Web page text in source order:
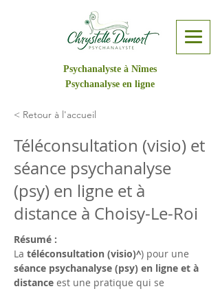
Psychanalyste à Nîmes
Psychanalyse en ligne
< Retour à l'accueil
Téléconsultation (visio) et
séance psychanalyse
(psy) en ligne et à
distance à Choisy-Le-Roi
Résumé :
La téléconsultation (visio)^) pour une
séance psychanalyse (psy) en ligne et à
distance est une pratique qui se